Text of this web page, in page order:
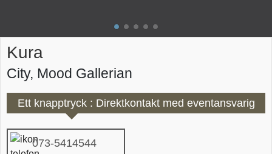
Kura
City, Mood Gallerian
Ett knapptryck : Direktkontakt med eventansvarig
073-5414544